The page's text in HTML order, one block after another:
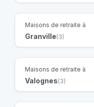
Maisons de retraite à
Granville(3)
Maisons de retraite à
Valognes(3)